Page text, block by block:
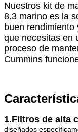
Nuestros kit de
8.3 marino es la
buen rendimiento
que necesitas en
proceso de
Cummins
1.Filtros de alta
diseñados